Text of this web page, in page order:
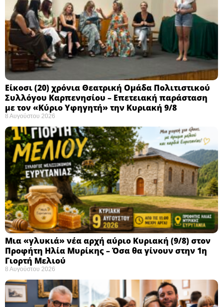
Eίκοσι (20) χρόνια Θεατρική Ομάδα Πολιτιστικού
Συλλόγου Καρπενησίου – Επετειακή παράσταση
με τον «Κύριο Υφηγητή» την Κυριακή 9/8
8 Αυγούστου 2026
Μια «γλυκιά» νέα αρχή αύριο Κυριακή (9/8) στον
Προφήτη Ηλία Μυρίκης – Όσα θα γίνουν στην 1η
Γιορτή Μελιού
8 Αυγούστου 2026